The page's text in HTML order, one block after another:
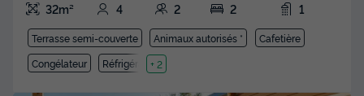
32m² 4 2 2 1
Terrasse semi-couverte Animaux autorisés *
Cafetière
Congélateur
Réfrigérateur
+ 2